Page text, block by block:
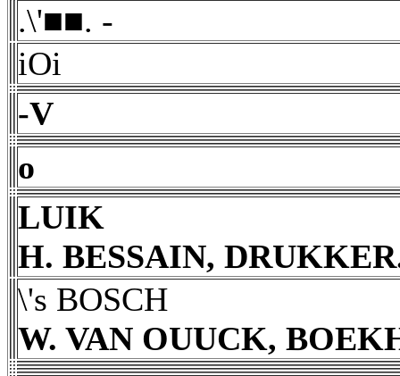
.\'■■. -
iOi
-V
o
LUIK
H. BESSAIN,
\'s BOSCH
W. VAN OUUCK,